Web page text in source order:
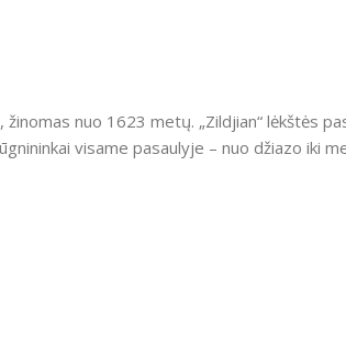
nuo 1623 metų. „Zildjian“ lėkštės
visame pasaulyje – nuo džiazo iki